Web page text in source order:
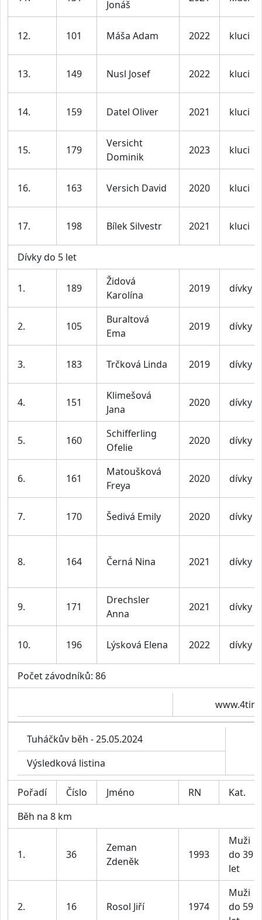
Jonáš
12. 101 Máša Adam 2022 kluci
13. 149 Nusl Josef 2022 kluci
14. 159 Datel Oliver 2021 kluci
15. 179
Versicht
Dominik
2023 kluci
16. 163 Versich David 2020 kluci
17. 198 Bílek Silvestr 2021 kluci
Dívky do 5 let
1. 189
Židová
Karolína
2019 dívky
2. 105
Buraltová
Ema
2019 dívky
3. 183 Trčková Linda 2019 dívky
4. 151
Klimešová
Jana
2020 dívky
5. 160
Schifferling
Ofelie
2020 dívky
6. 161
Matoušková
Freya
2020 dívky
7. 170 Šedivá Emily 2020 dívky
8. 164 Černá Nina 2021 dívky
9. 171
Drechsler
Anna
2021 dívky
10. 196 Lýsková Elena 2022 dívky
Počet závodníků: 86
Tuháčkův běh - 25.05.2024
Výsledková listina
Pořadí Číslo Jméno RN
Kat.
Běh na 8 km
1. 36
Zeman
Zdeněk
1993
Muži
do 39
let
2. 16 Rosol Jiří 1974
Muži
do 59